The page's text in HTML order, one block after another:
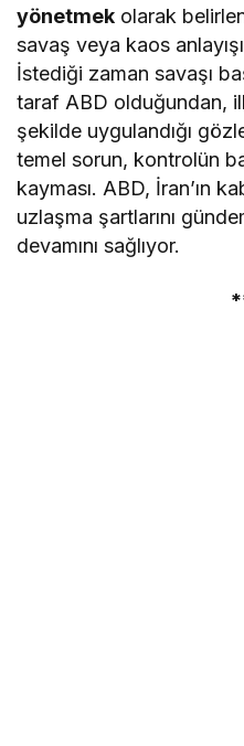
yönetmek olarak
savaş veya kaos
İstediği zaman savaşı
taraf ABD olduğundan,
şekilde uygulandığı
temel sorun, kontrolün
kayması. ABD, İran’ın
uzlaşma şartlarını
devamını sağlıyor.